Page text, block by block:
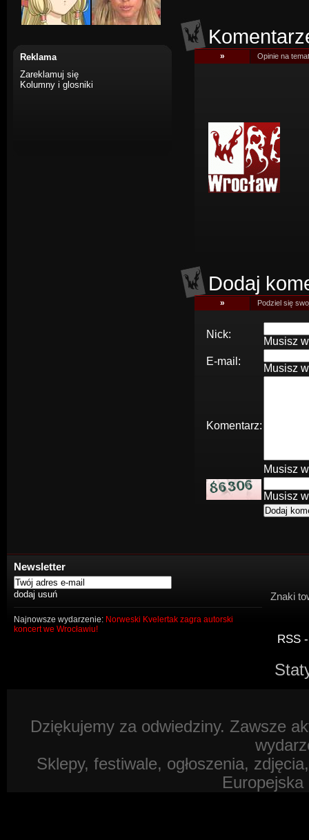
Reklama
Zareklamuj się
Kolumny i glosniki
» Opinie na
Dodaj
» Podziel się
Nick:
Musisz
E-mail:
Musisz
Komentarz:
Musisz
Musisz
Newsletter
Najnowsze wydarzenie: Norweski Kvelertak zagra autorski
koncert we Wrocławiu!
Znaki
RSS
Dziękujemy za odwiedziny. Zawsze
Sklepy, festiwale, ogłoszenia,